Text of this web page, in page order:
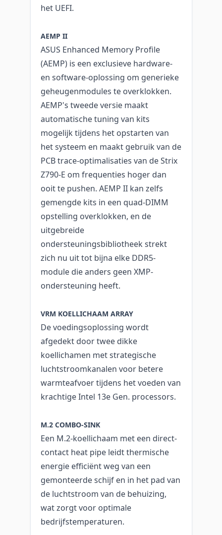
het UEFI.
AEMP II
ASUS Enhanced Memory Profile
(AEMP) is een exclusieve hardware-
en software-oplossing om generieke
geheugenmodules te overklokken.
AEMP's tweede versie maakt
automatische tuning van kits
mogelijk tijdens het opstarten van
het systeem en maakt gebruik van de
PCB trace-optimalisaties van de Strix
Z790-E om frequenties hoger dan
ooit te pushen. AEMP II kan zelfs
gemengde kits in een quad-DIMM
opstelling overklokken, en de
uitgebreide
ondersteuningsbibliotheek strekt
zich nu uit tot bijna elke DDR5-
module die anders geen XMP-
ondersteuning heeft.
VRM KOELLICHAAM ARRAY
De voedingsoplossing wordt
afgedekt door twee dikke
koellichamen met strategische
luchtstroomkanalen voor betere
warmteafvoer tijdens het voeden van
krachtige Intel 13e Gen. processors.
M.2 COMBO-SINK
Een M.2-koellichaam met een direct-
contact heat pipe leidt thermische
energie efficiënt weg van een
gemonteerde schijf en in het pad van
de luchtstroom van de behuizing,
wat zorgt voor optimale
bedrijfstemperaturen.